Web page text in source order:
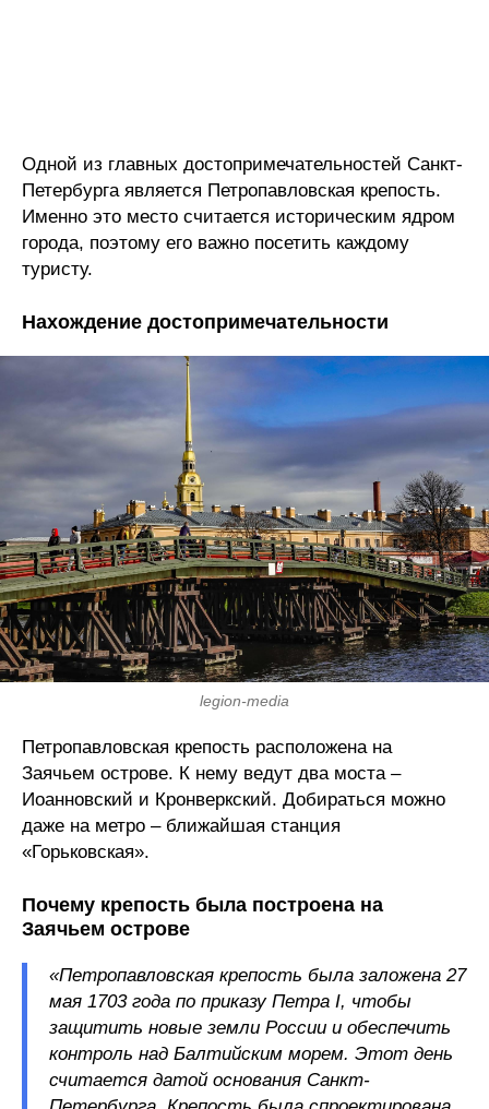
Одной из главных достопримечательностей Санкт-
Петербурга является Петропавловская крепость.
Именно это место считается историческим ядром
города, поэтому его важно посетить каждому
туристу.
Нахождение достопримечательности
legion-media
Петропавловская крепость расположена на
Заячьем острове. К нему ведут два моста –
Иоанновский и Кронверкский. Добираться можно
даже на метро – ближайшая станция
«Горьковская».
Почему крепость была построена на
Заячьем острове
«Петропавловская крепость была заложена 27
мая 1703 года по приказу Петра I, чтобы
защитить новые земли России и обеспечить
контроль над Балтийским морем. Этот день
считается датой основания Санкт-